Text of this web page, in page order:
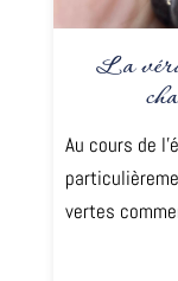
La
Au cours de
vertes